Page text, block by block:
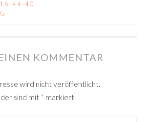
44-40-
KOMMENTAR
wird nicht veröffentlicht.
sind mit * markiert